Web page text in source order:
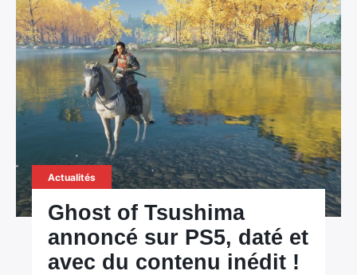
Actualités
Ghost of Tsushima
annoncé sur PS5, daté et
avec du contenu inédit !